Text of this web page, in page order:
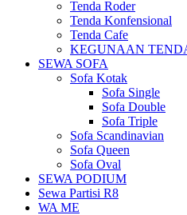
Tenda Roder
Tenda Konfensional
Tenda Cafe
KEGUNAAN
SEWA SOFA
Sofa Kotak
Sofa Single
Sofa Double
Sofa Triple
Sofa Scandinavian
Sofa Queen
Sofa Oval
SEWA PODIUM
Sewa Partisi R8
WA ME